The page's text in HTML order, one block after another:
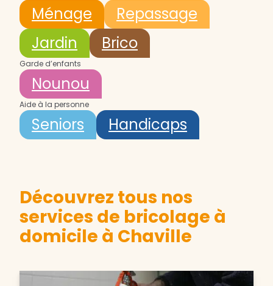
Ménage
Repassage
Jardin
Brico
Garde d’enfants
Nounou
Aide à la personne
Seniors Handicaps
Découvrez tous nos
services de bricolage à
domicile à Chaville